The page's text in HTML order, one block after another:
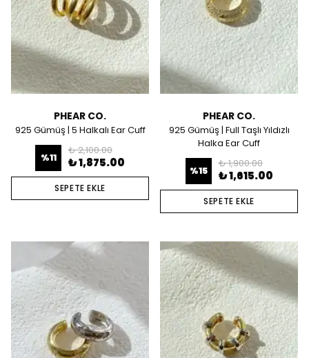
PHEAR CO.
925 Gümüş | 5 Halkalı Ear Cuff
%11
₺ 2,100.00
₺ 1,875.00
SEPETE EKLE
PHEAR CO.
925 Gümüş | Full Taşlı Yıldızlı
Halka Ear Cuff
%15
₺ 1,900.00
₺ 1,615.00
SEPETE EKLE